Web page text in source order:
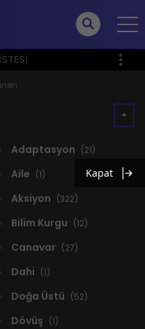
Adaptasyon (21)
Aile (1)
Aksiyon (322)
Bilim Kurgu (12)
Canavar (27)
Dahi (1)
Doğa Üstü (52)
Dövüş (1)
Kapat